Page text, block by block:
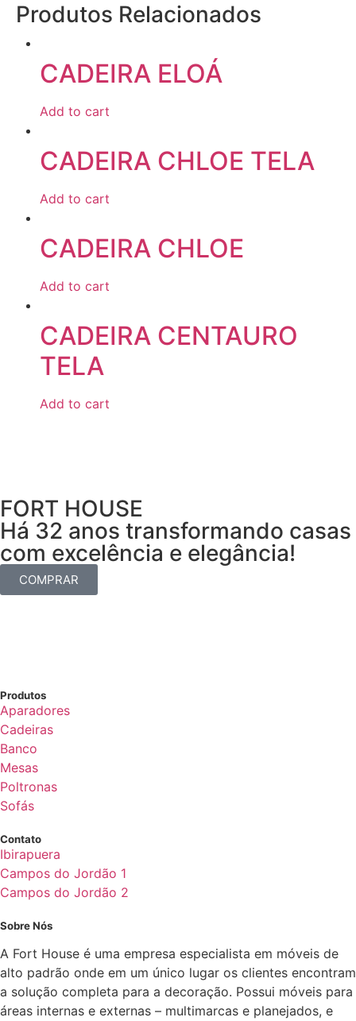
Produtos Relacionados
CADEIRA ELOÁ
Add to cart
CADEIRA CHLOE TELA
Add to cart
CADEIRA CHLOE
Add to cart
CADEIRA CENTAURO
TELA
Add to cart
FORT HOUSE
Há 32 anos transformando casas
com excelência e elegância!
COMPRAR
Produtos
Aparadores
Cadeiras
Banco
Mesas
Poltronas
Sofás
Contato
Ibirapuera
Campos do Jordão 1
Campos do Jordão 2
Sobre Nós
A Fort House é uma empresa especialista em móveis de
alto padrão onde em um único lugar os clientes encontram
a solução completa para a decoração. Possui móveis para
áreas internas e externas – multimarcas e planejados, e